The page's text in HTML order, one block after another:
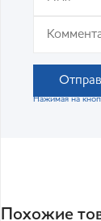
Нажимая на
Похожие